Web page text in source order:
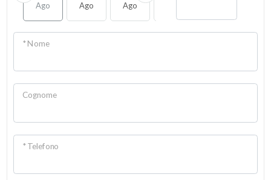
Ago Ago Ago
* Nome
Cognome
* Telefono